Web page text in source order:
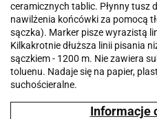
ceramicznych tablic. Płynny tusz
nawilżenia końcówki za pomocą
sączka). Marker pisze wyrazistą
Kilkakrotnie dłuższa linii pisania
sączkiem - 1200 m. Nie zawiera
toluenu. Nadaje się na papier,
suchościeralne.
Informacje